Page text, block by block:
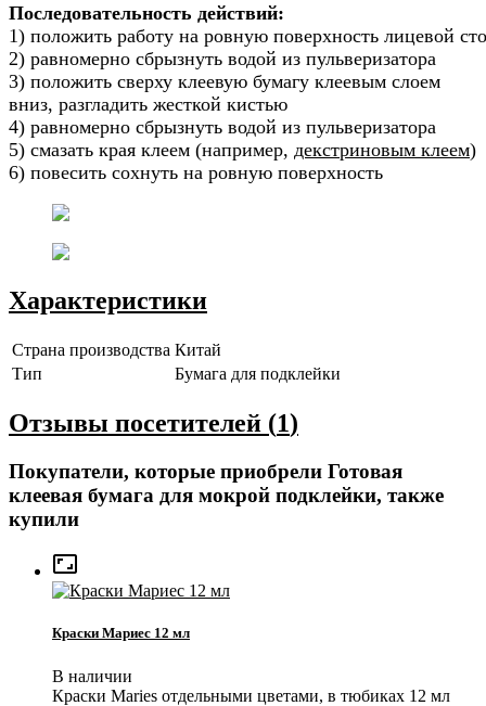
Последовательность действий:
1) положить работу на ровную поверхность лицевой
2) равномерно сбрызнуть водой из пульверизатора
3) положить сверху клеевую бумагу клеевым слоем
вниз, разгладить жесткой кистью
4) равномерно сбрызнуть водой из пульверизатора
5) смазать края клеем (например, декстриновым клеем)
6) повесить сохнуть на ровную поверхность
Характеристики
Страна производства Китай
Тип
Бумага для подклейки
Отзывы посетителей (1)
Покупатели, которые приобрели Готовая
клеевая бумага для мокрой подклейки, также
купили

Краски Мариес 12 мл
В наличии
Краски Maries отдельными цветами, в тюбиках 12 мл